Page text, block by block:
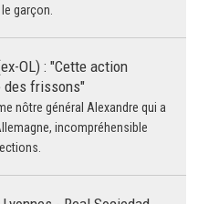
garçon.
OL) : "Cette action
des frissons"
nôtre général Alexandre qui a
incompréhensible